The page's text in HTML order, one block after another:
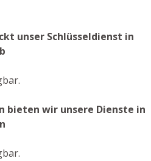
unser Schlüsseldienst in
bieten wir unsere Dienste in